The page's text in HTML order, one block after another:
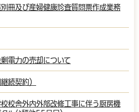
冊及び産婦健康診査質問票作成業務
電力の売却について
続契約）
校舎外内外部改修工事に伴う厨房機